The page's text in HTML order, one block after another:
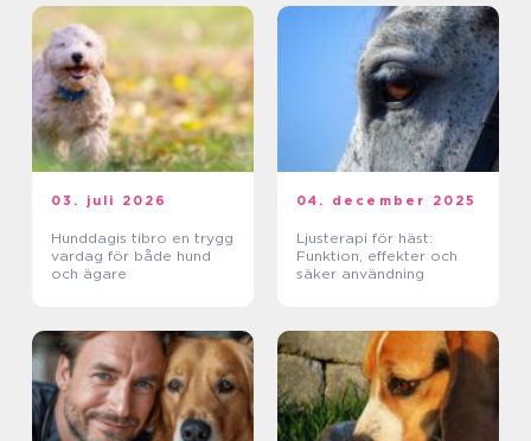
03. juli 2026
Hunddagis tibro en trygg
vardag för både hund
och ägare
04. december 2025
Ljusterapi för häst:
Funktion, effekter och
säker användning